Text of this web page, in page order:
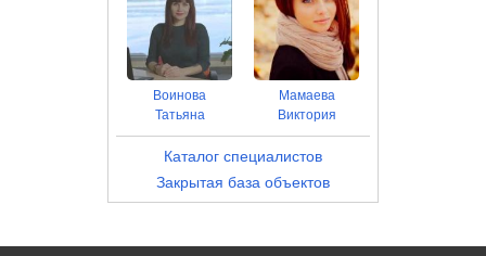
Воинова
Татьяна
Мамаева
Виктория
Каталог специалистов
Закрытая база объектов